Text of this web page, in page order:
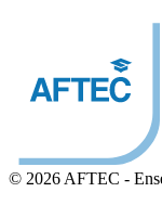
© 2026 AFTEC -